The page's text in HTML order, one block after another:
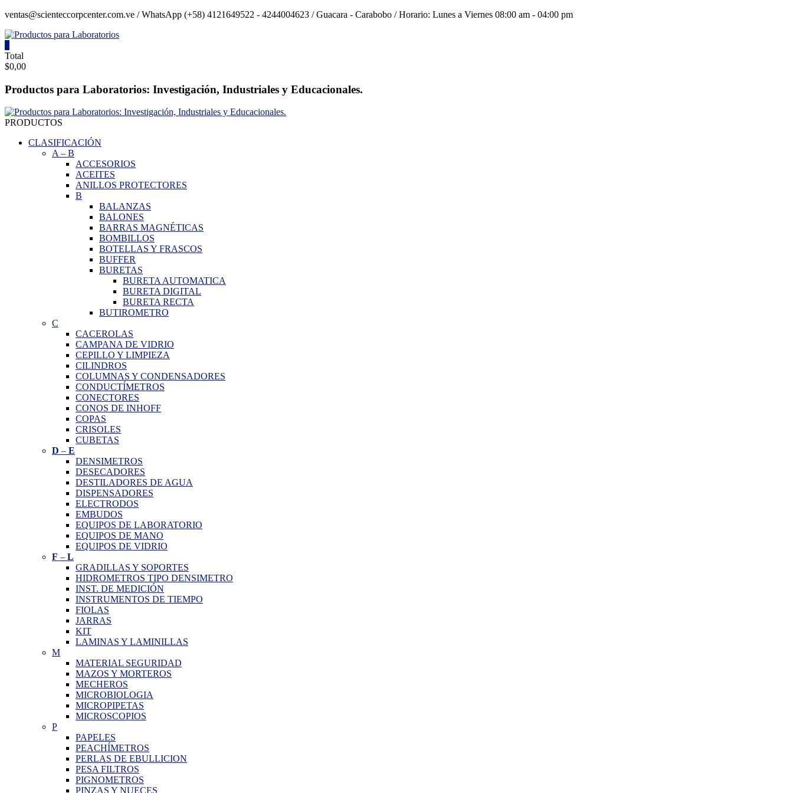
Saltar
ventas@scienteccorpcenter.com.ve / WhatsApp (+58) 4121649522 - 4244004623 / Guacara - Carabobo / Horario: Lunes a Viernes 08:00 am - 04:00 pm
Productos
para
Laboratorios
Investigación,
Industriales
y
Educacionales.
Total
$0,00
Productos para Laboratorios: Investigación, Industriales y Educacionales.
PRODUCTOS
CLASIFICACIÓN
A– B
ACCESORIOS
ACEITES
ANILLOS PROTECTORES
B
BALANZAS
BALONES
BARRAS MAGNÉTICAS
BOMBILLOS
BOTELLAS Y FRASCOS
BUFFER
BURETAS
BURETA AUTOMATICA
BURETA DIGITAL
BURETA RECTA
BUTIROMETRO
C
CACEROLAS
CAMPANA DE VIDRIO
CEPILLO Y LIMPIEZA
CILINDROS
COLUMNAS Y CONDENSADORES
CONDUCTÍMETROS
CONECTORES
CONOS DE INHOFF
COPAS
CRISOLES
CUBETAS
D – E
DENSIMETROS
DESECADORES
DESTILADORES DE AGUA
DISPENSADORES
ELECTRODOS
EMBUDOS
EQUIPOS DE LABORATORIO
EQUIPOS DE MANO
EQUIPOS DE VIDRIO
F – L
GRADILLAS Y SOPORTES
HIDROMETROS TIPO DENSIMETRO
INST. DE MEDICIÓN
INSTRUMENTOS DE TIEMPO
FIOLAS
JARRAS
KIT
LAMINAS Y LAMINILLAS
M
MATERIAL SEGURIDAD
MAZOS Y MORTEROS
MECHEROS
MICROBIOLOGIA
MICROPIPETAS
MICROSCOPIOS
P
PAPELES
PEACHÍMETROS
PERLAS DE EBULLICION
PESA FILTROS
PIGNOMETROS
PINZAS Y NUECES